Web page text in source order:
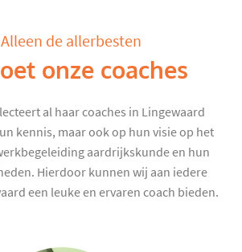
Alleen de allerbesten
onze coaches
al haar coaches in Lingewaard
kennis, maar ook op hun visie op het
aardrijkskunde en hun
Hierdoor kunnen wij aan iedere
een leuke en ervaren coach bieden.